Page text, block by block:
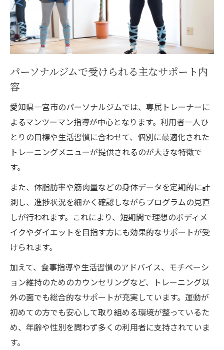
パーソナルジムで受けられる主なサポート内
容
愛知県一宮市のパーソナルジムでは、専属トレーナーに
よるマンツーマン指導が中心となります。利用者一人ひ
とりの目標や生活習慣に合わせて、個別に最適化された
トレーニングメニューが提供されるのが大きな特徴で
す。
また、体脂肪率や筋肉量などの身体データを定期的に計
測し、進捗状況を細かく確認しながらプログラムの見直
しが行われます。これにより、短期間で理想のボディメ
イクやダイエットを目指す方にも効果的なサポートが受
けられます。
加えて、食事指導や生活習慣のアドバイス、モチベーシ
ョン維持のためのカウンセリングなど、トレーニング以
外の面でも総合的なサポートが充実しています。運動が
初めての方でも安心して取り組める環境が整っているた
め、年齢や性別を問わず多くの利用者に支持されていま
す。